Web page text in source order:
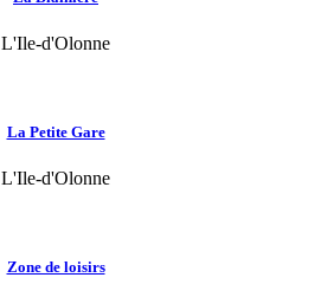
L'Ile-d'Olonne
La Petite Gare
L'Ile-d'Olonne
Zone de loisirs